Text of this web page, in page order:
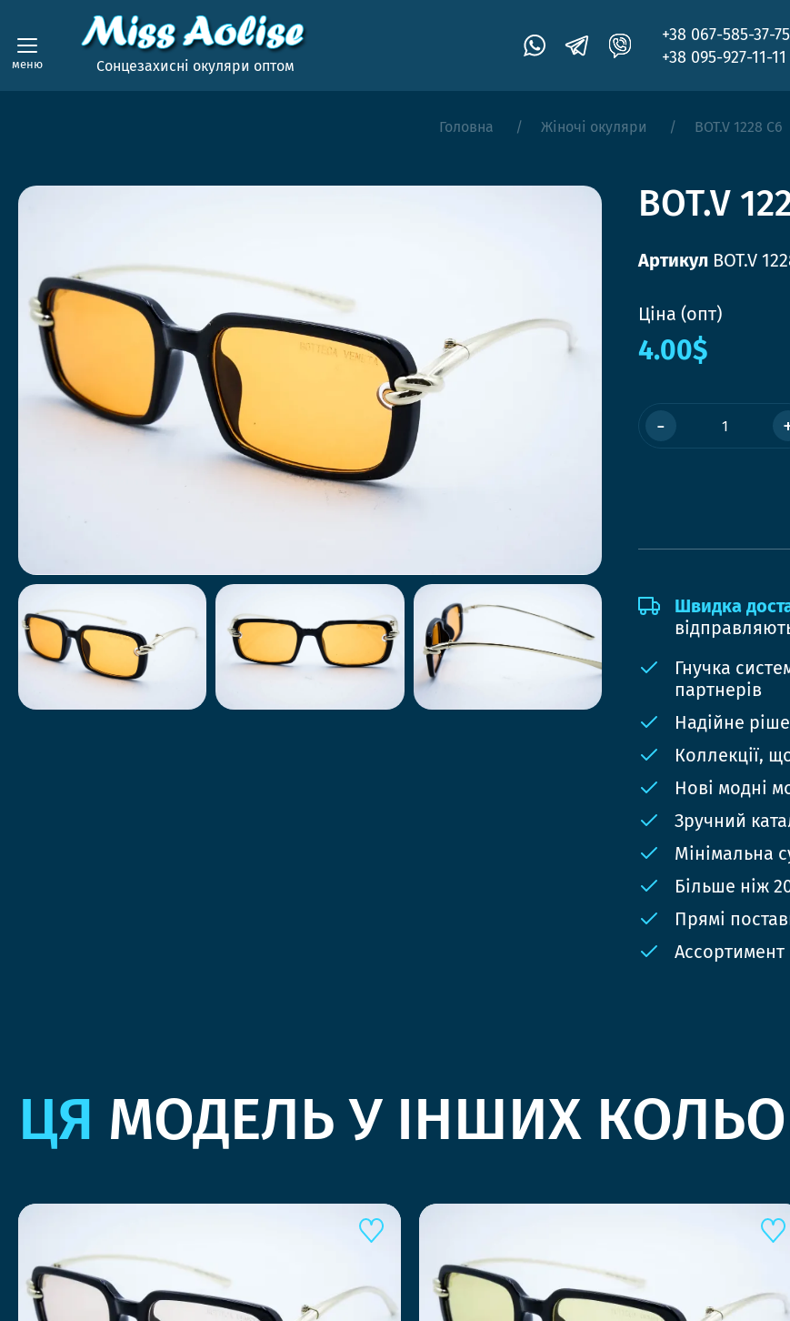
меню Сонцезахисні окуляри оптом
+38 067-585-37-75
+38 095-927-11-11
Головна Жіночі окуляри BOT.V 1228 C6
BOT.V
Артикул BOT.V
Ціна (опт)
4.00$
-
Швидка
Гнучка
партнерів
Надійне
Коллекції,
Нові модні
Зручний
Мінімальна
Більше ніж
Прямі
ЦЯ МОДЕЛЬ У ІНШИХ